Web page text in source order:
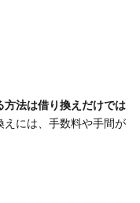
方法は借り換えだけでは
えには、手数料や手間が